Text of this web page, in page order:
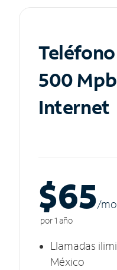
500
Internet
$65/mo
por 1 año
Llamadas
México